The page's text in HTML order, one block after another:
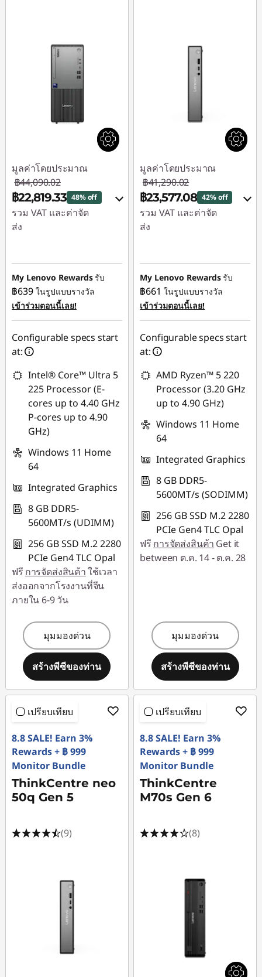
มูลค่าโดยประมาณ
฿44,090.02
฿22,819.33 48% off
รวม VAT และค่าจัด
ส่ง
฿20,825.40
การประหยัด
eCoupon :-฿445.29
ใช้ eCoupon :
88SALETH
My Lenovo Rewardsรับ
฿639 ในรูปแบบรางวัล
เข้าร่วมตอนนี้เลย!
Configurable specs start
at:
Intel® Core™ Ultra 5
225 Processor (E-
cores up to 4.40 GHz
P-cores up to 4.90
GHz)
Windows 11 Home
64
Integrated Graphics
8 GB DDR5-
5600MT/s (UDIMM)
256 GB SSD M.2 2280
PCIe Gen4 TLC Opal
ฟรี การจัดส่งสินค้าใช้เวลา
ส่งออกจากโรงงานที่จีน
ภายใน 6-9 วัน
มุมมองด่วน
สร้างพีซีของท่าน
มูลค่าโดยประมาณ
฿41,290.02
฿23,577.08 42% off
รวม VAT และค่าจัด
ส่ง
฿17,252.18
การประหยัด
eCoupon :-฿460.76
ใช้ eCoupon :
88SALETH
My Lenovo Rewardsรับ
฿661 ในรูปแบบรางวัล
เข้าร่วมตอนนี้เลย!
Configurable specs start
at:
AMD Ryzen™ 5 220
Processor (3.20 GHz
up to 4.90 GHz)
Windows 11 Home
64
Integrated Graphics
8 GB DDR5-
5600MT/s (SODIMM)
256 GB SSD M.2 2280
PCIe Gen4 TLC Opal
ฟรี การจัดส่งสินค้า Get it
between ต.ค. 14 - ต.ค. 28
มุมมองด่วน
สร้างพีซีของท่าน
เปรียบเทียบ
8.8 SALE! Earn 3%
Rewards + ฿ 999
Monitor Bundle
ThinkCentre neo
50q Gen 5
(9)
เปรียบเทียบ
8.8 SALE! Earn 3%
Rewards + ฿ 999
Monitor Bundle
ThinkCentre
M70s Gen 6
(8)